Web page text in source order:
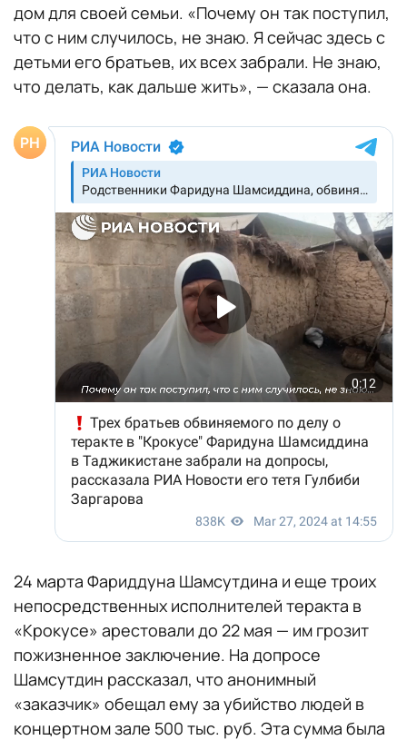
дом для своей семьи. «Почему он так поступил,
что с ним случилось, не знаю. Я сейчас здесь с
детьми его братьев, их всех забрали. Не знаю,
что делать, как дальше жить», — сказала она.
24 марта Фариддуна Шамсутдина и еще троих
непосредственных исполнителей теракта в
«Крокусе» арестовали до 22 мая — им грозит
пожизненное заключение. На допросе
Шамсутдин рассказал, что анонимный
«заказчик» обещал ему за убийство людей в
концертном зале 500 тыс. руб. Эта сумма была